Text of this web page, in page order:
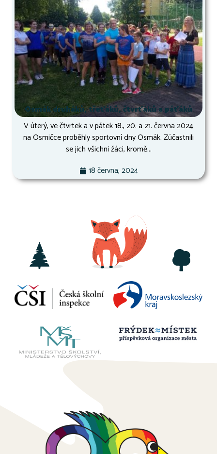
Osmák druháků, třeťáků, čtvrťáků a páťáků
V úterý, ve čtvrtek a v pátek 18., 20. a 21. června 2024
na Osmičce proběhly sportovní dny Osmák. Zúčastnili
se jich všichni žáci, kromě...
18 června, 2024